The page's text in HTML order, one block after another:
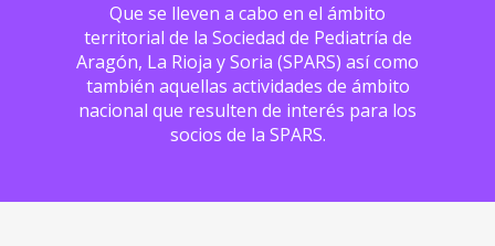
Que se lleven a cabo en el ámbito
territorial de la Sociedad de Pediatría de
Aragón, La Rioja y Soria (SPARS) así como
también aquellas actividades de ámbito
nacional que resulten de interés para los
socios de la SPARS.